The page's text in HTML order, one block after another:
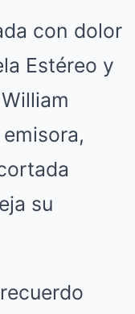
con dolor
Estéreo y
su